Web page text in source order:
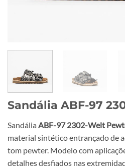
Sandália ABF-97
Sandália ABF-97 2302-Welt
material sintético entrançado de
tom pewter. Modelo com
detalhes desfiados nas